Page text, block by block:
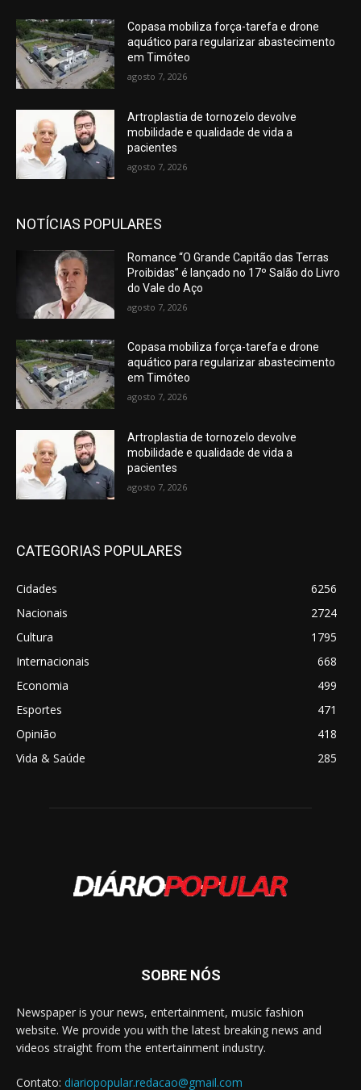
Copasa mobiliza força-tarefa e drone
aquático para regularizar abastecimento
em Timóteo
agosto 7, 2026
Artroplastia de tornozelo devolve
mobilidade e qualidade de vida a
pacientes
agosto 7, 2026
NOTÍCIAS POPULARES
Romance “O Grande Capitão das Terras
Proibidas” é lançado no 17º Salão do Livro
do Vale do Aço
agosto 7, 2026
Copasa mobiliza força-tarefa e drone
aquático para regularizar abastecimento
em Timóteo
agosto 7, 2026
Artroplastia de tornozelo devolve
mobilidade e qualidade de vida a
pacientes
agosto 7, 2026
CATEGORIAS POPULARES
Cidades
6256
Nacionais
2724
Cultura
1795
Internacionais
668
Economia
499
Esportes
471
Opinião
418
Vida & Saúde
285
SOBRE NÓS
Newspaper is your news, entertainment, music fashion
website. We provide you with the latest breaking news and
videos straight from the entertainment industry.
Contato: diariopopular.redacao@gmail.com